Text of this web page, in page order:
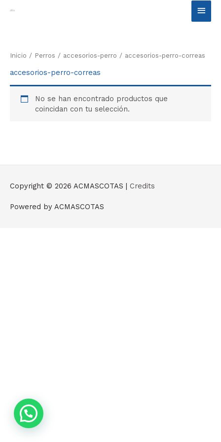
Inicio / Perros / accesorios-perro / accesorios-perro-correas
accesorios-perro-correas
No se han encontrado productos que
coincidan con tu selección.
Copyright © 2026 ACMASCOTAS | Credits
Powered by ACMASCOTAS